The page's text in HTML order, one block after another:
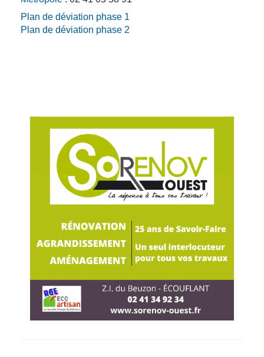
Plan de déviation phase 1
Plan de déviation phase 2